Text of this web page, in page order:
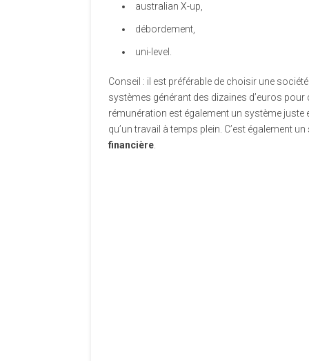
australian X-up,
débordement,
uni-level.
Conseil : il est préférable de choisir une
systèmes générant des dizaines d’euros
rémunération est également un système juste
qu’un travail à temps plein. C’est également
financière.